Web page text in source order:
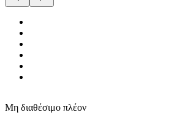
Μη διαθέσιμο πλέον